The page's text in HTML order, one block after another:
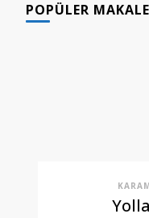
POPÜLER